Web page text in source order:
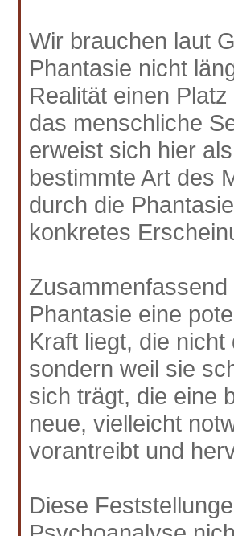
Wir brauchen laut
Phantasie nicht
Realität einen
das menschliche
erweist sich hier
bestimmte Art des
durch die
konkretes
Phantasie eine
Kraft liegt, die
sondern weil sie
sich trägt, die eine
neue, vielleicht
vorantreibt und
Diese